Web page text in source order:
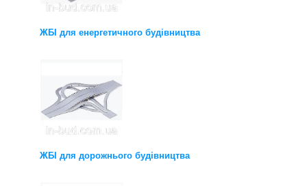
ЖБІ для енергетичного будівництва
ЖБІ для дорожнього будівництва